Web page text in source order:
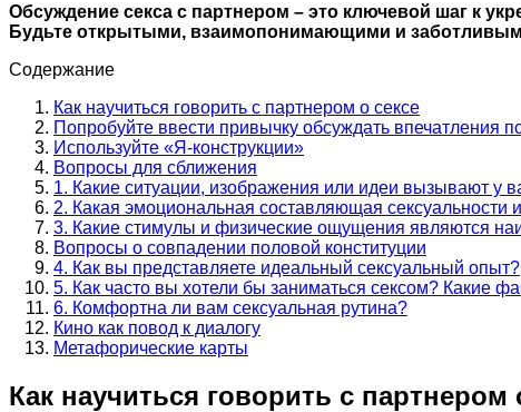
Обсуждение секса с партнером – это ключевой шаг к
Будьте открытыми, взаимопонимающими и
Содержание
Как научиться говорить с партнером о сексе
Попробуйте ввести привычку обсуждать впечатления
Используйте «Я-конструкции»
Вопросы для сближения
1. Какие ситуации, изображения или идеи вызывают у
2. Какая эмоциональная составляющая сексуальности
3. Какие стимулы и физические ощущения являются
Вопросы о совпадении половой конституции
4. Как вы представляете идеальный сексуальный опыт?
5. Как часто вы хотели бы заниматься сексом? Какие
6. Комфортна ли вам сексуальная рутина?
Кино как повод к диалогу
Метафорические карты
Как научиться говорить с партнером